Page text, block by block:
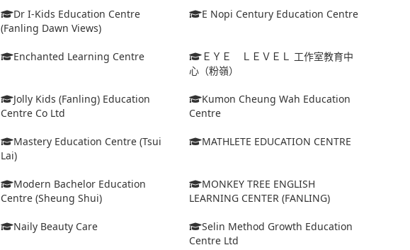
Dr I-Kids Education Centre
(Fanling Dawn Views)
E Nopi Century Education Centre
Enchanted Learning Centre
ＥＹＥ ＬＥＶＥＬ 工作室教育中
心（粉嶺）
Jolly Kids (Fanling) Education
Centre Co Ltd
Kumon Cheung Wah Education
Centre
Mastery Education Centre (Tsui
Lai)
MATHLETE EDUCATION CENTRE
Modern Bachelor Education
Centre (Sheung Shui)
MONKEY TREE ENGLISH
LEARNING CENTER (FANLING)
Naily Beauty Care
Selin Method Growth Education
Centre Ltd